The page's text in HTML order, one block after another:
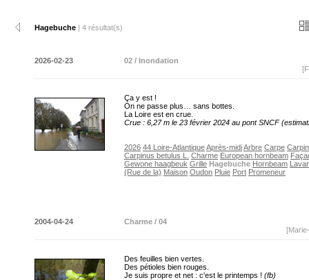
Hagebuche | 4 résultat(s)
2026-02-23
02 / Inondation
Ça y est !
On ne passe plus… sans bottes.
La Loire est en crue.
Crue : 6,27 m le 23 février 2024 au pont SNCF
2026 44 Loire-AtlantiqueAprès-midiArbre Carpe
Carpinus betulus L.
Charme European hornbeam
Gewone haagbeuk Grille Hagebuche Hornbeam
(Rue de la) Maison Oudon Pluie Port Promeneur
2004-04-24
Charme / 04
Des feuilles bien vertes.
Des pétioles bien rouges.
Je suis propre et net : c'est le printemps ! (fb)